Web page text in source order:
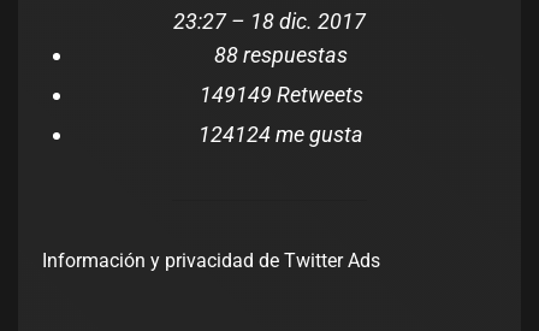
23:27 – 18 dic. 2017
88 respuestas
149149 Retweets
124124 me gusta
Información y privacidad de Twitter Ads